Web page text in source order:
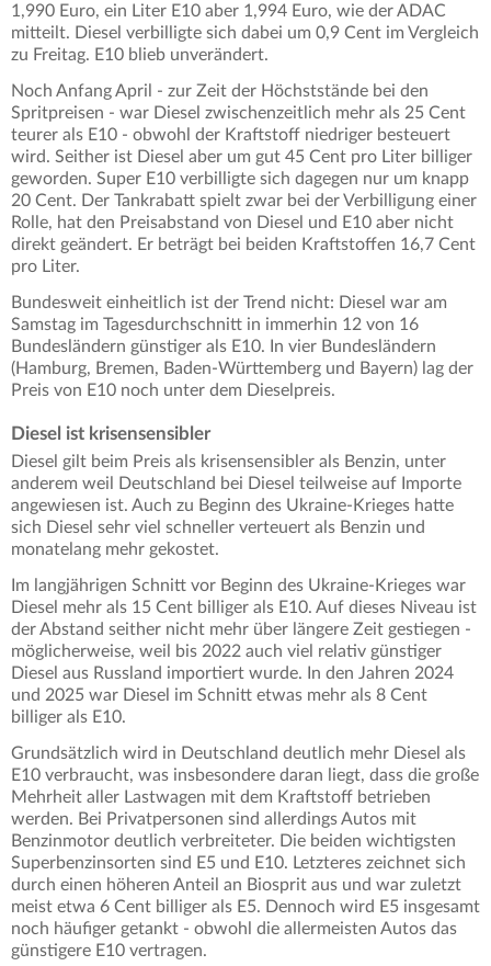
1,990 Euro, ein Liter E10 aber 1,994 Euro, wie der ADAC
mitteilt. Diesel verbilligte sich dabei um 0,9 Cent im Vergleich
zu Freitag. E10 blieb unverändert.
Noch Anfang April - zur Zeit der Höchststände bei den
Spritpreisen - war Diesel zwischenzeitlich mehr als 25 Cent
teurer als E10 - obwohl der Kraftstoff niedriger besteuert
wird. Seither ist Diesel aber um gut 45 Cent pro Liter billiger
geworden. Super E10 verbilligte sich dagegen nur um knapp
20 Cent. Der Tankrabatt spielt zwar bei der Verbilligung einer
Rolle, hat den Preisabstand von Diesel und E10 aber nicht
direkt geändert. Er beträgt bei beiden Kraftstoffen 16,7 Cent
pro Liter.
Bundesweit einheitlich ist der Trend nicht: Diesel war am
Samstag im Tagesdurchschnitt in immerhin 12 von 16
Bundesländern günstiger als E10. In vier Bundesländern
(Hamburg, Bremen, Baden-Württemberg und Bayern) lag der
Preis von E10 noch unter dem Dieselpreis.
Diesel ist krisensensibler
Diesel gilt beim Preis als krisensensibler als Benzin, unter
anderem weil Deutschland bei Diesel teilweise auf Importe
angewiesen ist. Auch zu Beginn des Ukraine-Krieges hatte
sich Diesel sehr viel schneller verteuert als Benzin und
monatelang mehr gekostet.
Im langjährigen Schnitt vor Beginn des Ukraine-Krieges war
Diesel mehr als 15 Cent billiger als E10. Auf dieses Niveau ist
der Abstand seither nicht mehr über längere Zeit gestiegen -
möglicherweise, weil bis 2022 auch viel relativ günstiger
Diesel aus Russland importiert wurde. In den Jahren 2024
und 2025 war Diesel im Schnitt etwas mehr als 8 Cent
billiger als E10.
Grundsätzlich wird in Deutschland deutlich mehr Diesel als
E10 verbraucht, was insbesondere daran liegt, dass die große
Mehrheit aller Lastwagen mit dem Kraftstoff betrieben
werden. Bei Privatpersonen sind allerdings Autos mit
Benzinmotor deutlich verbreiteter. Die beiden wichtigsten
Superbenzinsorten sind E5 und E10. Letzteres zeichnet sich
durch einen höheren Anteil an Biosprit aus und war zuletzt
meist etwa 6 Cent billiger als E5. Dennoch wird E5 insgesamt
noch häufiger getankt - obwohl die allermeisten Autos das
günstigere E10 vertragen.